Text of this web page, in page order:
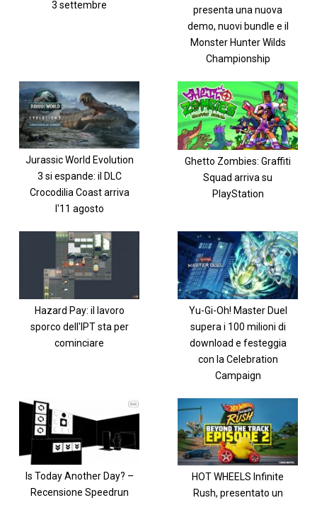
3 settembre
presenta una nuova
demo, nuovi bundle e il
Monster Hunter Wilds
Championship
Jurassic World Evolution
3 si espande: il DLC
Crocodilia Coast arriva
l'11 agosto
Ghetto Zombies: Graffiti
Squad arriva su
PlayStation
Hazard Pay: il lavoro
sporco dell'IPT sta per
cominciare
Yu-Gi-Oh! Master Duel
supera i 100 milioni di
download e festeggia
con la Celebration
Campaign
Is Today Another Day? –
Recensione Speedrun
HOT WHEELS Infinite
Rush, presentato un